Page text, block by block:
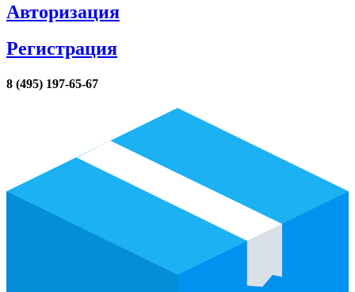
Авторизация
Регистрация
8 (495) 197-65-67